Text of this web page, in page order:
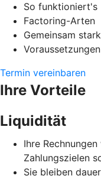
So funktioniert's
Factoring-Arten
Gemeinsam stark
Voraussetzungen
Termin vereinbaren
Ihre Vorteile
Liquidität
Ihre
Zahlungszielen
Sie bleiben